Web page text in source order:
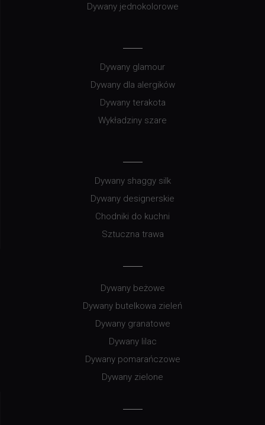
Dywany jednokolorowe
Dywany glamour
Dywany dla alergików
Dywany terakota
Wykładziny szare
Dywany shaggy silk
Dywany designerskie
Chodniki do kuchni
Sztuczna trawa
Dywany beżowe
Dywany butelkowa zieleń
Dywany granatowe
Dywany lilac
Dywany pomarańczowe
Dywany zielone